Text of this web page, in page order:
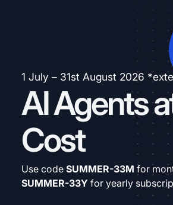
1 July – 31st August 2026
AI Agents
Cost
Use code SUMMER-33M for
SUMMER-33Y for yearly